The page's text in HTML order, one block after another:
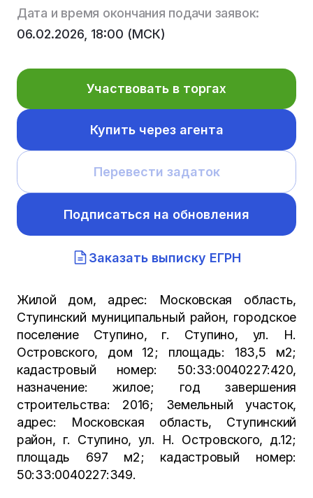
Дата и время окончания подачи заявок:
06.02.2026, 18:00 (МСК)
Участвовать в торгах
Купить через агента
Перевести задаток
Подписаться на обновления
Заказать выписку ЕГРН
Жилой дом, адрес: Московская область,
Ступинский муниципальный район, городское
поселение Ступино, г. Ступино, ул. Н.
Островского, дом 12; площадь: 183,5 м2;
кадастровый номер: 50:33:0040227:420,
назначение: жилое; год завершения
строительства: 2016; Земельный участок,
адрес: Московская область, Ступинский
район, г. Ступино, ул. Н. Островского, д.12;
площадь 697 м2; кадастровый номер:
50:33:0040227:349.